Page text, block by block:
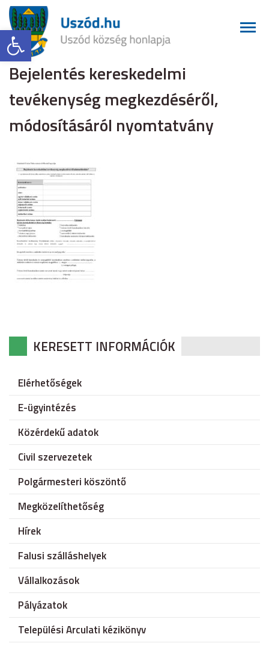
Eszköztár megnyitása
Bejelentés kereskedelmi
tevékenység megkezdéséről,
módosításáról nyomtatvány
KERESETT INFORMÁCIÓK
Elérhetőségek
E-ügyintézés
Közérdekű adatok
Civil szervezetek
Polgármesteri köszöntő
Megközelíthetőség
Hírek
Falusi szálláshelyek
Vállalkozások
Pályázatok
Települési Arculati kézikönyv